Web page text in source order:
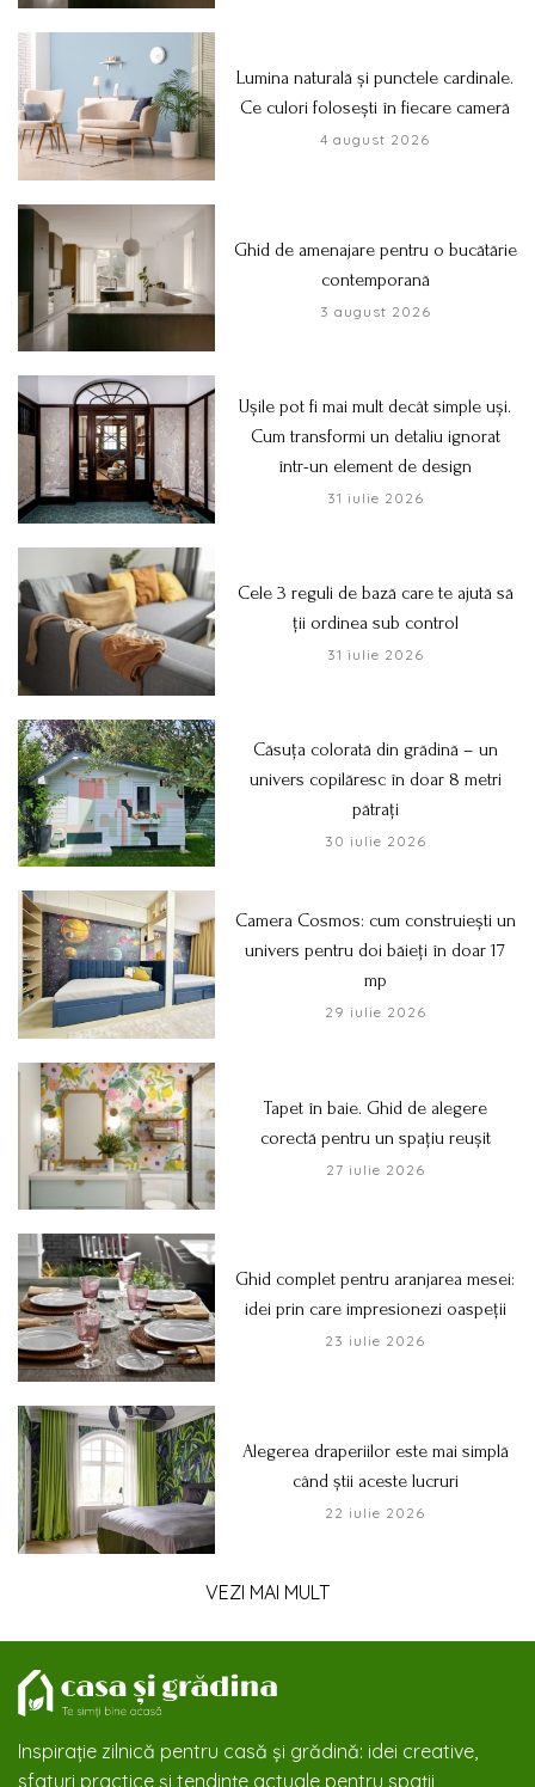
Lumina naturală și punctele cardinale.
Ce culori folosești în fiecare cameră
4 august 2026
Ghid de amenajare pentru o bucătărie
contemporană
3 august 2026
Ușile pot fi mai mult decât simple uși.
Cum transformi un detaliu ignorat
într-un element de design
31 iulie 2026
Cele 3 reguli de bază care te ajută să
ții ordinea sub control
31 iulie 2026
Căsuța colorată din grădină – un
univers copilăresc în doar 8 metri
pătrați
30 iulie 2026
Camera Cosmos: cum construiești un
univers pentru doi băieți în doar 17
mp
29 iulie 2026
Tapet în baie. Ghid de alegere
corectă pentru un spațiu reușit
27 iulie 2026
Ghid complet pentru aranjarea mesei:
idei prin care impresionezi oaspeții
23 iulie 2026
Alegerea draperiilor este mai simplă
când știi aceste lucruri
22 iulie 2026
VEZI MAI MULT
Inspirație zilnică pentru casă și grădină: idei creative,
sfaturi practice și tendințe actuale pentru spații